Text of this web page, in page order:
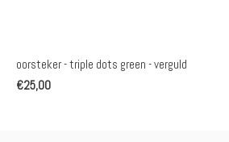
oorsteker - triple dots green - verguld
€25,00